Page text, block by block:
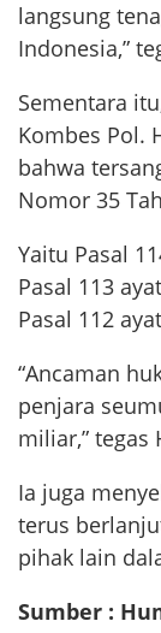
langsung
Indonesia,”
Sementara
Kombes Pol.
bahwa
Nomor 35
Yaitu Pasal
Pasal 113
Pasal 112
“Ancaman
penjara
miliar,” tegas
Ia juga
terus
pihak lain
Sumber :